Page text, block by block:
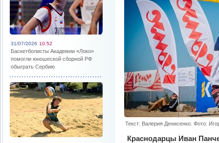
31/07/2026 10:52
Баскетболисты Академии «Локо»
помогли юношеской сборной РФ
обыграть Сербию
Текст: Валерия Денисенко. Фото:
Краснодарцы Иван